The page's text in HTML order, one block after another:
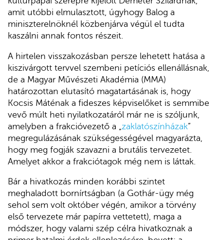
amit utóbbi elmulasztott, úgyhogy Balog a
miniszterelnöknél közbenjárva végül el tudta
kaszálni annak fontos részeit.
A hirtelen visszakozásban persze lehetett hatása a
kiszivárgott tervvel szembeni petíciós ellenállásnak,
de a Magyar Művészeti Akadémia (MMA)
határozottan elutasító magatartásának is, hogy
Kocsis Máténak a fideszes képviselőket is semmibe
vevő múlt heti nyilatkozatáról már ne is szóljunk,
amelyben a frakcióvezető a „ zaklatószínházak”
megregulázásának szükségességével magyarázta,
hogy meg fogják szavazni a brutális tervezetet.
Amelyet akkor a frakciótagok még nem is láttak.
Bár a hivatkozás minden korábbi szintet
meghaladott bornírtságban (a Gothár-ügy még
sehol sem volt október végén, amikor a törvény
első tervezete már papírra vettetett), maga a
módszer, hogy valami szép célra hivatkoznak a